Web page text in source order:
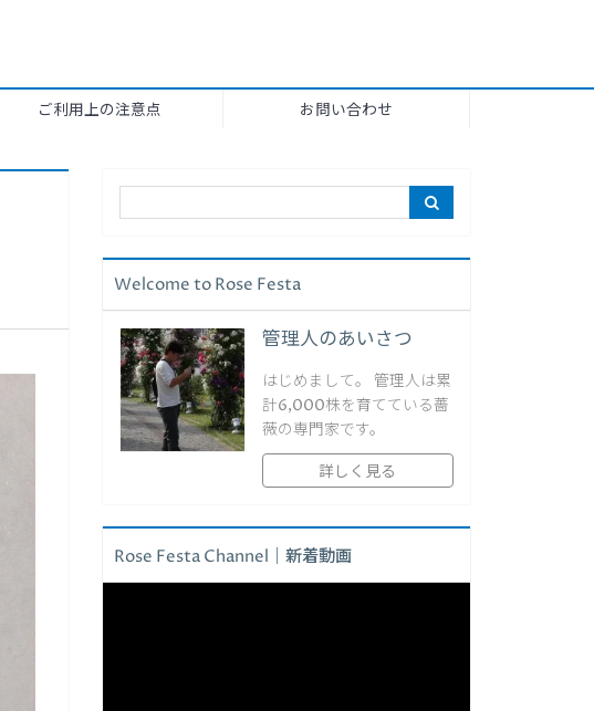
ご利用上の注意点 お問い合わせ
Welcome to Rose Festa
管理人のあいさつ
はじめまして。 管理人は累
計6,000株を育てている薔
薇の専門家です。
詳しく見る
Rose Festa Channel｜新着動画